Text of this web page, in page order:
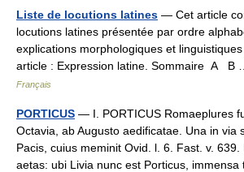
Liste de locutions latines — Cet article
locutions latines présentée par ordre
explications morphologiques et
article : Expression latine. Sommaire A
Français
PORTICUS — I. PORTICUS Romaeplures
Octavia, ab Augusto aedificatae. Una in via
Pacis, cuius meminit Ovid. l. 6. Fast. v.
aetas: ubi Livia nunc est Porticus, immensa